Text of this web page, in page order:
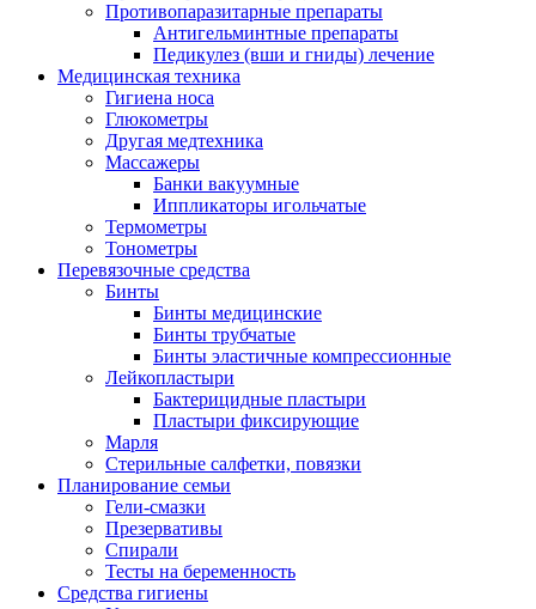
Противопаразитарные препараты
Антигельминтные препараты
Педикулез (вши и гниды) лечение
Медицинская техника
Гигиена носа
Глюкометры
Другая медтехника
Массажеры
Банки вакуумные
Иппликаторы игольчатые
Термометры
Тонометры
Перевязочные средства
Бинты
Бинты медицинские
Бинты трубчатые
Бинты эластичные компрессионные
Лейкопластыри
Бактерицидные пластыри
Пластыри фиксирующие
Марля
Стерильные салфетки, повязки
Планирование семьи
Гели-смазки
Презервативы
Спирали
Тесты на беременность
Средства гигиены